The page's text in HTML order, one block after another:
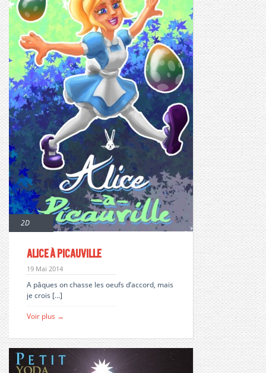
2D
Alice à Picauville
19 Mai 2014
A pâques on chasse les oeufs d’accord, mais
je crois […]
Voir plus →